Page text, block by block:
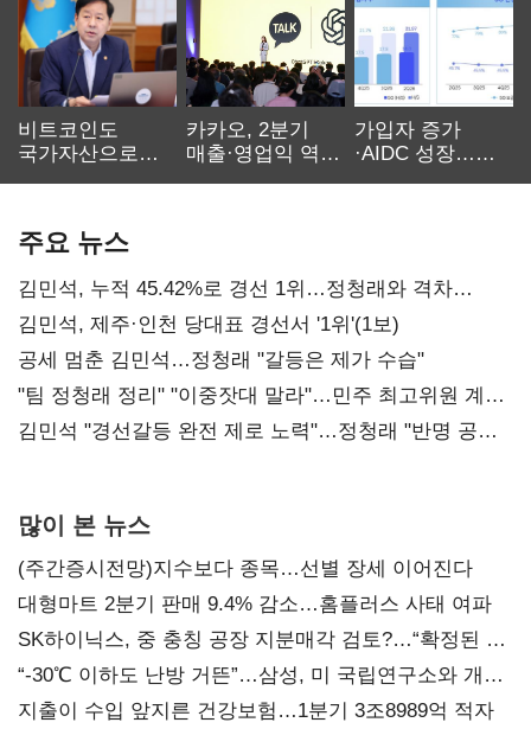
비트코인도
국가자산으로…'
카카오, 2분기
매출·영업익 역대
가입자 증가
·AIDC 성장…
주요 뉴스
김민석, 누적 45.42%로 경선 1위…정청래와 격차
0.86%p(2보)
김민석, 제주·인천 당대표 경선서 '1위'(1보)
공세 멈춘 김민석…정청래 "갈등은 제가 수습"
"팀 정청래 정리" "이중잣대 말라"…민주 최고위원 계파
다툼 격화
김민석 "경선갈등 완전 제로 노력"…정청래 "반명 공세
많이 본 뉴스
(주간증시전망)지수보다 종목…선별 장세 이어진다
대형마트 2분기 판매 9.4% 감소…홈플러스 사태 여파
SK하이닉스, 중 충칭 공장 지분매각 검토?…“확정된 바
없어”
“-30℃ 이하도 난방 거뜬”…삼성, 미 국립연구소와 개발
협력
지출이 수입 앞지른 건강보험…1분기 3조8989억 적자